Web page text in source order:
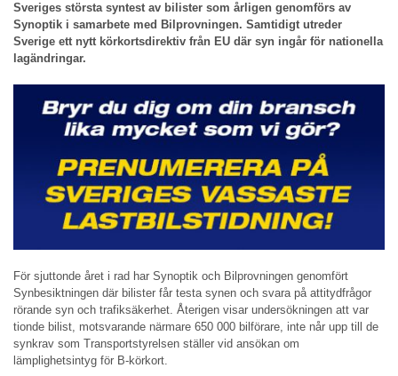
Sveriges största syntest av bilister som årligen genomförs av
Synoptik i samarbete med Bilprovningen. Samtidigt utreder
Sverige ett nytt körkortsdirektiv från EU där syn ingår för nationella
lagändringar.
För sjuttonde året i rad har Synoptik och Bilprovningen genomfört
Synbesiktningen där bilister får testa synen och svara på attitydfrågor
rörande syn och trafiksäkerhet. Återigen visar undersökningen att var
tionde bilist, motsvarande närmare 650 000 bilförare, inte når upp till de
synkrav som Transportstyrelsen ställer vid ansökan om
lämplighetsintyg för B-körkort.